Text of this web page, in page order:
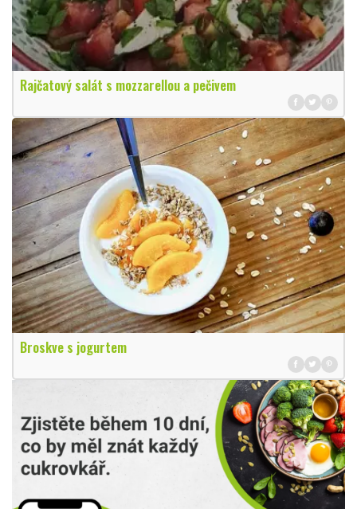
Rajčatový salát s mozzarellou a pečivem
Broskve s jogurtem